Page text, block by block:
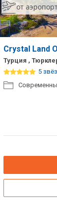
от
Crystal Land
Турция ,
5